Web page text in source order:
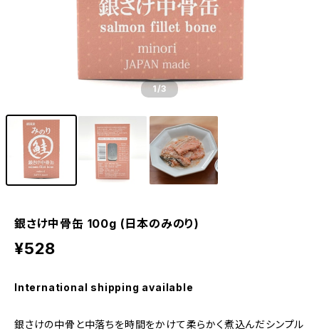
1/3
銀さけ中骨缶 100g (日本のみのり)
¥528
International shipping available
銀さけの中骨と中落ちを時間をかけて柔らかく煮込んだシンプル